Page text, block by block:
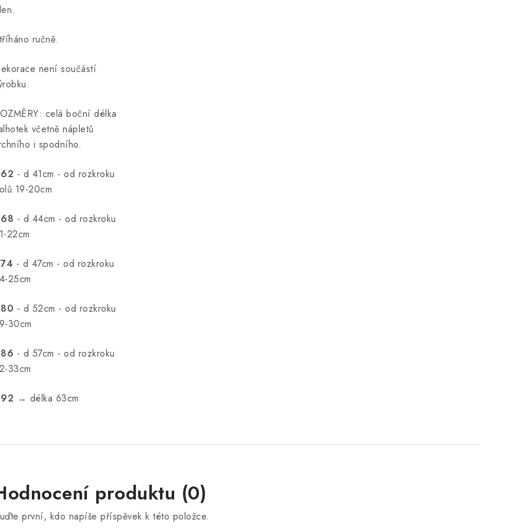
ručně.
není součástí
celá boční délka
včetně nápletů
i spodního.
- d 41cm - od rozkroku
19-20cm
- d 44cm - od rozkroku
22cm
- d 47cm - od rozkroku
25cm
- d 52cm - od rozkroku
30cm
- d 57cm - od rozkroku
33cm
→ délka 63cm
produktu (0)
první, kdo napíše příspěvek k této položce.